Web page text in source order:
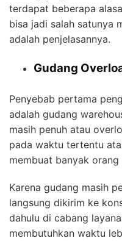
terdapat beberapa
bisa jadi salah satunya
adalah penjelasannya.
Gudang
Penyebab pertama
adalah gudang
masih penuh atau
pada waktu tertentu
membuat banyak orang
Karena gudang masih
langsung dikirim ke
dahulu di cabang
membutuhkan waktu